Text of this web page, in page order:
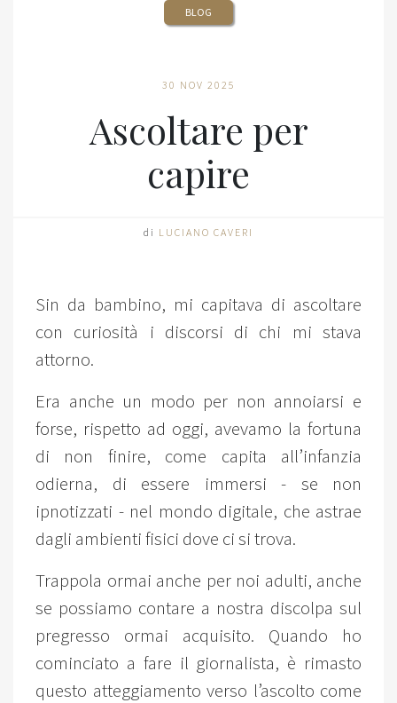
BLOG
30 NOV 2025
Ascoltare per
capire
di LUCIANO CAVERI
Sin da bambino, mi capitava di ascoltare
con curiosità i discorsi di chi mi stava
attorno.
Era anche un modo per non annoiarsi e
forse, rispetto ad oggi, avevamo la fortuna
di non finire, come capita all’infanzia
odierna, di essere immersi - se non
ipnotizzati - nel mondo digitale, che astrae
dagli ambienti fisici dove ci si trova.
Trappola ormai anche per noi adulti, anche
se possiamo contare a nostra discolpa sul
pregresso ormai acquisito. Quando ho
cominciato a fare il giornalista, è rimasto
questo atteggiamento verso l’ascolto come